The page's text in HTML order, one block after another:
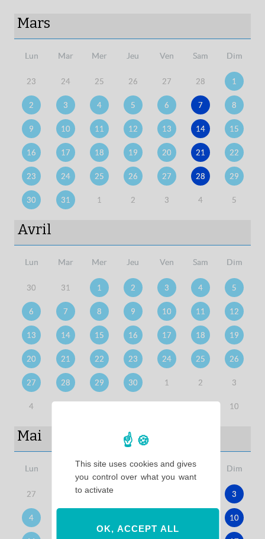
Mars
Lun Mar Mer Jeu Ven Sam Dim
23 24 25 26 27 28 1
2 3 4 5 6 7 8
9 10 11 12 13 14 15
16 17 18 19 20 21 22
23 24 25 26 27 28 29
30 31 1 2 3 4 5
Avril
Lun Mar Mer Jeu Ven Sam Dim
30 31 1 2 3 4 5
6 7 8 9 10 11 12
13 14 15 16 17 18 19
20 21 22 23 24 25 26
27 28 29 30 1 2 3
4 10
Mai
Lun Mer Jeu Ven Sam Dim
27 29 3
4 10
This site uses cookies and gives
you control over what you want
to activate
OK, ACCEPT ALL